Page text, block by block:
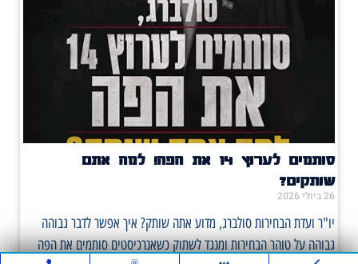
סותמים לערוץ 14 את הפה! למה אתם
שותקים?
26 ביולי 2026
יו"ר ועדת הבחירות סולברג, מדוע אתה שותק? איך אפשר לדבר גבוהה
גבוהה על טוהר הבחירות ומנגד לשתוק כשאנרכיסטים סותמים את הפה